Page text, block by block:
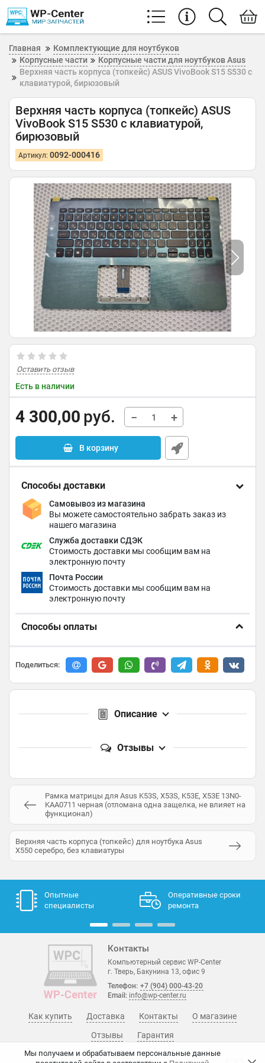
Главная
Комплектующие для ноутбуков
Корпусные части
Корпусные части для ноутбуков Asus
Верхняя часть корпуса (топкейс) ASUS VivoBook S15 S530 с
клавиатурой, бирюзовый
Верхняя часть корпуса (топкейс) ASUS
VivoBook S15 S530 с клавиатурой,
бирюзовый
Артикул: 0092-000416
Оставить отзыв
Есть в наличии
4 300,00 руб. − +
В корзину
Способы доставки
Самовывоз из магазина
Вы можете самостоятельно забрать заказ из
нашего магазина
Служба доставки СДЭК
Стоимость доставки мы сообщим вам на
электронную почту
Почта России
Стоимость доставки мы сообщим вам на
электронную почту
Способы оплаты
Поделиться:
Описание
Отзывы
Рамка матрицы для Asus K53S, X53S, K53E, X53E 13N0-
KAA0711 черная (отломана одна защелка, не влияет на
функционал)
Верхняя часть корпуса (топкейс) для ноутбука Asus
X550 серебро, без клавиатуры
Мы получаем и обрабатываем персональные данные
Опытные
специалисты
Оперативные сроки
ремонта
Контакты
Компьютерный сервис WP-Center
г. Тверь, Бакунина 13, офис 9
Телефон: +7 (904) 000-43-20
Email: info@wp-center.ru
О магазине
Гарантия
Отзывы
Как купить Доставка Контакты